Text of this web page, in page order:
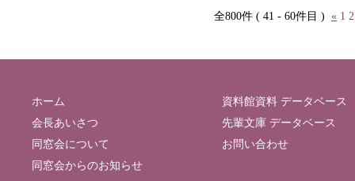
全800件 ( 41 - 60件目 ) « 1 2
ホーム
会長あいさつ
同窓会について
同窓会からのお知らせ
資料館資料 データベース
先輩文庫 データベース
お問い合わせ